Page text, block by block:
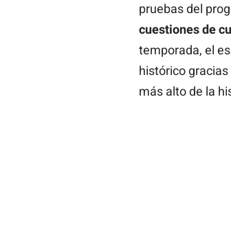
pruebas del
cuestiones de
temporada, el
histórico gracias
más alto de la